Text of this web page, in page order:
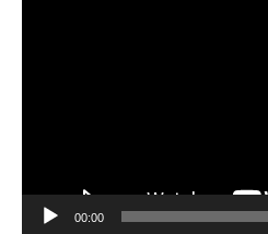
00:00